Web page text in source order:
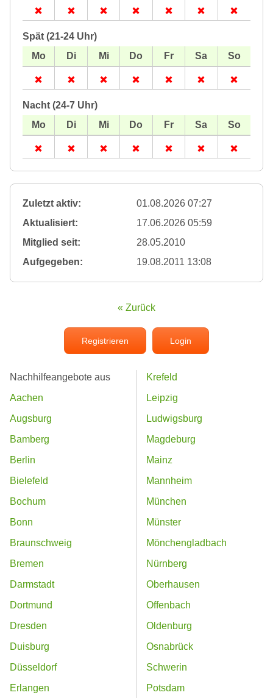
Spät (21-24 Uhr)
Nacht (24-7 Uhr)
Zuletzt aktiv:
01.08.2026 07:27
Aktualisiert:
17.06.2026 05:59
Mitglied seit:
28.05.2010
Aufgegeben:
19.08.2011 13:08
« Zurück
Registrieren Login
Nachhilfeangebote aus
Aachen
Augsburg
Bamberg
Berlin
Bielefeld
Bochum
Bonn
Braunschweig
Bremen
Darmstadt
Dortmund
Dresden
Duisburg
Düsseldorf
Erlangen
Krefeld
Leipzig
Ludwigsburg
Magdeburg
Mainz
Mannheim
München
Münster
Mönchengladbach
Nürnberg
Oberhausen
Offenbach
Oldenburg
Osnabrück
Schwerin
Potsdam